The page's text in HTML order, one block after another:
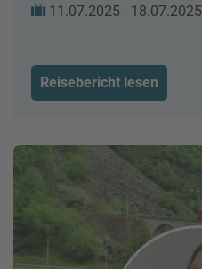
11.07.2025 - 18.07.2025
Reisebericht lesen